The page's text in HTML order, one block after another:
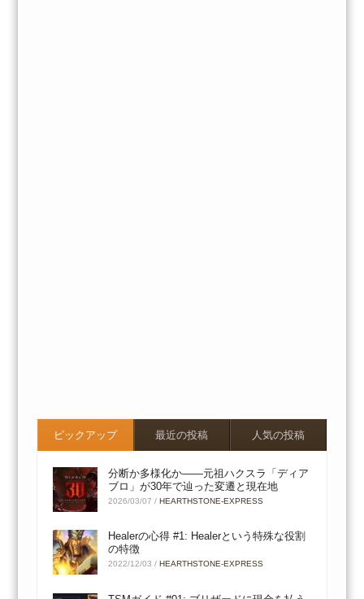
ピックアップ 最近の投稿 人気の投稿
分断か多様化か――元祖ハクスラ「ディア
ブロ」が30年で辿った変遷と現在地
2026/03/07 /HEARTHSTONE-EXPRESS
Healerの心得 #1: Healerという特殊な役割
の特徴
2022/12/03 / HEARTHSTONE-EXPRESS